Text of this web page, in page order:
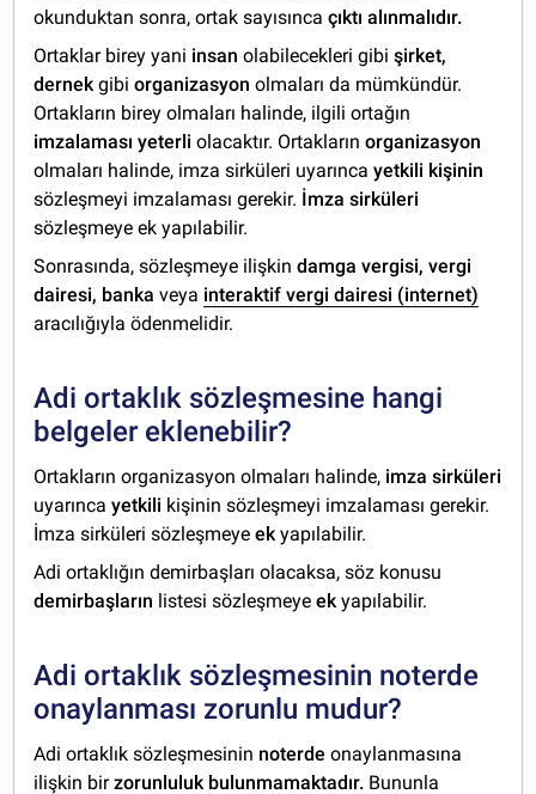
okunduktan sonra, ortak sayısıncaçıktı alınmalıdır.
Ortaklar birey yani insan olabilecekleri gibişirket,
dernekgibiorganizasyon olmaları da mümkündür.
Ortakların birey olmaları halinde, ilgili ortağın
imzalaması yeterli olacaktır. Ortaklarınorganizasyon
olmaları halinde, imza sirküleri uyarıncayetkili kişinin
sözleşmeyi imzalaması gerekir. İmza sirküleri
sözleşmeye ek yapılabilir.
Sonrasında, sözleşmeye ilişkindamga vergisi, vergi
dairesi, banka veya interaktif vergi dairesi (internet)
aracılığıyla ödenmelidir.
Adi ortaklık sözleşmesine hangi
belgeler eklenebilir?
Ortakların organizasyon olmaları halinde, imza sirküleri
uyarıncayetkili kişinin sözleşmeyi imzalaması gerekir.
İmza sirküleri sözleşmeyeekyapılabilir.
Adi ortaklığın demirbaşları olacaksa, söz konusu
demirbaşların listesi sözleşmeyeekyapılabilir.
Adi ortaklık sözleşmesinin noterde
onaylanması zorunlu mudur?
Adi ortaklık sözleşmesinin noterde onaylanmasına
ilişkin birzorunluluk bulunmamaktadır. Bununla